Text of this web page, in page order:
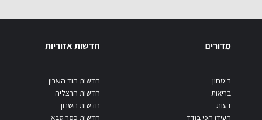
מדורים
ביטחון
בריאות
דעות
העידן הכי בודד
חדשות אזוריות
חדשות הוד השרון
חדשות הרצליה
חדשות השרון
חדשות כפר סבא